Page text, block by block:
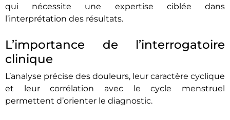
qui nécessite une expertise ciblée dans
l’interprétation des résultats.
L’importance de l’interrogatoire
clinique
L’analyse précise des douleurs, leur caractère cyclique
et leur corrélation avec le cycle menstruel
permettent d’orienter le diagnostic.